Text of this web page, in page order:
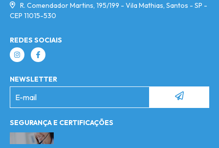
R. Comendador Martins, 195/199 - Vila Mathias, Santos - SP -
CEP 11015-530
REDES SOCIAIS
NEWSLETTER
SEGURANÇA E CERTIFICAÇÕES